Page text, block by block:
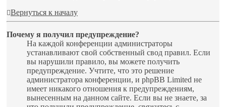
Вернуться к началу
Почему я получил предупреждение?
На каждой конференции администраторы
устанавливают свой собственный свод правил. Если
вы нарушили правило, вы можете получить
предупреждение. Учтите, что это решение
администратора конференции, и phpBB Limited не
имеет никакого отношения к предупреждениям,
вынесенным на данном сайте. Если вы не знаете, за